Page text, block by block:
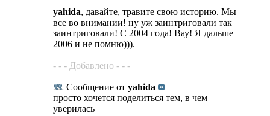
yahida, давайте, травите свою историю. Мы
все во внимании! ну уж заинтриговали так
заинтриговали! С 2004 года! Вау! Я дальше
2006 и не помню))).
- - - Добавлено - - -
Сообщение от yahida
просто хочется поделиться тем, в чем
уверилась